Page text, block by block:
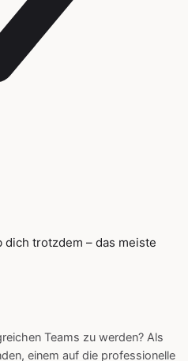
dich trotzdem – das meiste
Teams zu werden? Als
einem auf die professionelle